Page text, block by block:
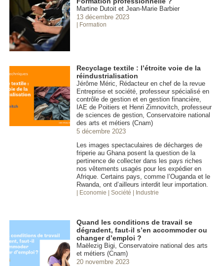
Martine Dutoit et Jean-Marie Barbier
13 décembre 2023
| Formation
Recyclage textile : l’étroite voie de la
réindustrialisation
Jérôme Méric, Rédacteur en chef de la revue
Entreprise et société, professeur spécialisé en
contrôle de gestion et en gestion financière,
IAE de Poitiers et Henri Zimnovitch, professeur
de sciences de gestion, Conservatoire national
des arts et métiers (Cnam)
5 décembre 2023
Les images spectaculaires de décharges de
friperie au Ghana posent la question de la
pertinence de collecter dans les pays riches
nos vêtements usagés pour les expédier en
Afrique. Certains pays, comme l’Ouganda et le
Rwanda, ont d’ailleurs interdit leur importation.
| Economie | Société | Industrie
Quand les conditions de travail se
dégradent, faut-il s’en accommoder ou
changer d’emploi ?
Maëlezig Bigi, Conservatoire national des arts
et métiers (Cnam)
20 novembre 2023